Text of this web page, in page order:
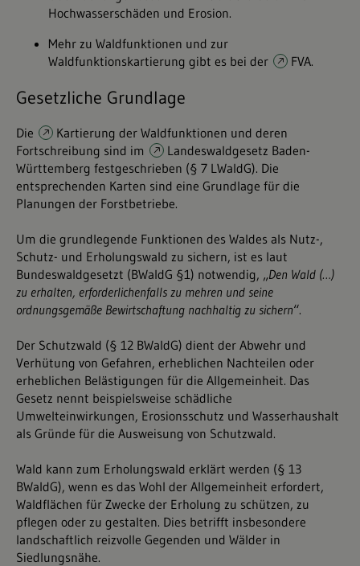
Hochwasserschäden und Erosion.
Mehr zu Waldfunktionen und zur
Waldfunktionskartierung gibt es bei der
FVA.
Gesetzliche Grundlage
Die Kartierung der Waldfunktionen und deren
Fortschreibung sind im
Landeswaldgesetz Baden-
Württemberg festgeschrieben (§ 7 LWaldG). Die
entsprechenden Karten sind eine Grundlage für die
Planungen der Forstbetriebe.
Um die grundlegende Funktionen des Waldes als Nutz-,
Schutz- und Erholungswald zu sichern, ist es laut
Bundeswaldgesetzt (BWaldG §1) notwendig, „Den Wald (…)
zu erhalten, erforderlichenfalls zu mehren und seine
ordnungsgemäße Bewirtschaftung nachhaltig zu sichern“.
Der Schutzwald (§ 12 BWaldG) dient der Abwehr und
Verhütung von Gefahren, erheblichen Nachteilen oder
erheblichen Belästigungen für die Allgemeinheit. Das
Gesetz nennt beispielsweise schädliche
Umwelteinwirkungen, Erosionsschutz und Wasserhaushalt
als Gründe für die Ausweisung von Schutzwald.
Wald kann zum Erholungswald erklärt werden (§ 13
BWaldG), wenn es das Wohl der Allgemeinheit erfordert,
Waldflächen für Zwecke der Erholung zu schützen, zu
pflegen oder zu gestalten. Dies betrifft insbesondere
landschaftlich reizvolle Gegenden und Wälder in
Siedlungsnähe.